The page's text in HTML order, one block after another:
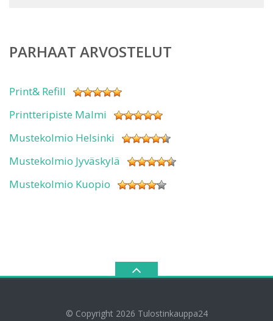
PARHAAT ARVOSTELUT
Print& Refill
Printteripiste Malmi
Mustekolmio Helsinki
Mustekolmio Jyväskylä
Mustekolmio Kuopio
© Copyright 2026 Tulostinkauppa24